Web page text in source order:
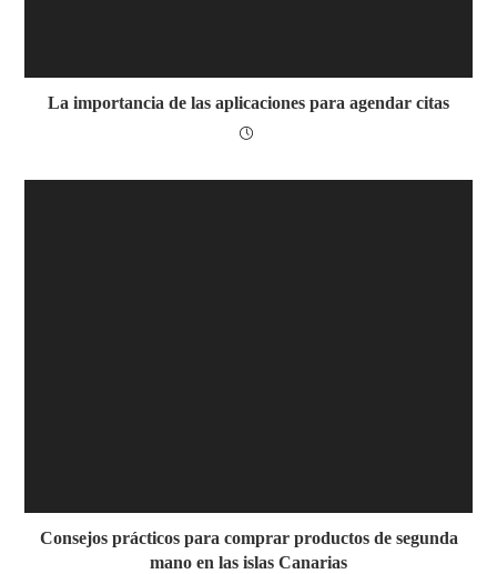
La importancia de las aplicaciones para agendar citas
Consejos prácticos para comprar productos de segunda
mano en las islas Canarias